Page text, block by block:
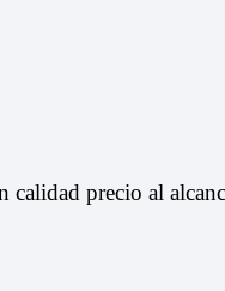
calidad precio al